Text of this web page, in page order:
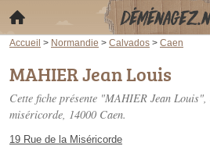
Accueil > Normandie > Calvados > Caen
MAHIER Jean Louis
Cette fiche présente "MAHIER Jean Louis",
miséricorde, 14000 Caen.
19 Rue de la Miséricorde